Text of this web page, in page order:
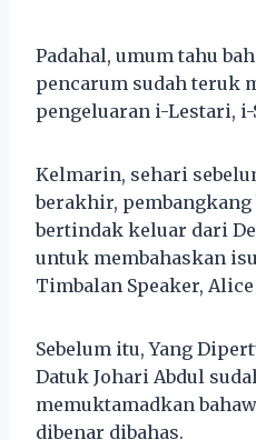
Padahal, umum tahu
pencarum sudah teruk
pengeluaran i-Lestari,
Kelmarin, sehari
berakhir, pembangkang
bertindak keluar dari
untuk membahaskan
Timbalan Speaker,
Sebelum itu, Yang
Datuk Johari Abdul
memuktamadkan
dibenar dibahas.